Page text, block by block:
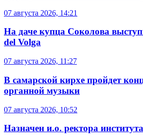
07 августа 2026, 14:21
На даче купца Соколова
del Volga
07 августа 2026, 11:27
В самарской кирхе пройдет
органной музыки
07 августа 2026, 10:52
Назначен и.о. ректора